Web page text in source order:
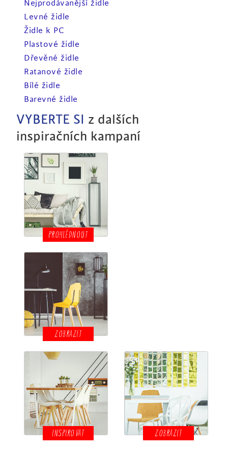
Nejprodávanější židle
Levné židle
Židle k PC
Plastové židle
Dřevěné židle
Ratanové židle
Bílé židle
Barevné židle
VYBERTE SI
z dalších
inspiračních kampaní
PROHLÉDNOUT
ZOBRAZIT
INSPIROVAT ZOBRAZIT